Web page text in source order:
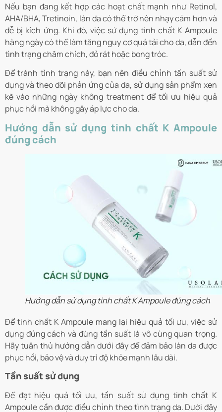
Nếu bạn đang kết hợp các hoạt chất mạnh như Retinol,
AHA/BHA, Tretinoin, làn da có thể trở nên nhạy cảm hơn và
dễ bị kích ứng. Khi đó, việc sử dụng tinh chất K Ampoule
hàng ngày có thể làm tăng nguy cơ quá tải cho da, dẫn đến
tình trạng châm chích, đỏ rát hoặc bong tróc.
Để tránh tình trạng này, bạn nên điều chỉnh tần suất sử
dụng và theo dõi phản ứng của da, sử dụng sản phẩm xen
kẽ vào những ngày không treatment để tối ưu hiệu quả
phục hồi mà không gây áp lực cho da.
Hướng dẫn sử dụng tinh chất K Ampoule
đúng cách
Hướng dẫn sử dụng tinh chất K Ampoule đúng cách
Để tinh chất K Ampoule mang lại hiệu quả tối ưu, việc sử
dụng đúng cách và đúng tần suất là vô cùng quan trọng.
Hãy tuân thủ hướng dẫn dưới đây để đảm bảo làn da được
phục hồi, bảo vệ và duy trì độ khỏe mạnh lâu dài.
Tần suất sử dụng
Để đạt hiệu quả tối ưu, tần suất sử dụng tinh chất K
Ampoule cần được điều chỉnh theo tình trạng da. Dưới đây